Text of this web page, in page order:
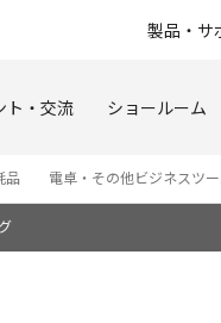
製品・サ
ト・交流 ショールーム
品 電卓・その他ビジネスツ